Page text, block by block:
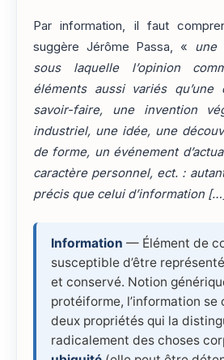
Par information, il faut
suggère Jérôme Passa, « une
sous laquelle l’opinion
éléments aussi variés
savoir-faire, une invention
industriel, une idée, une
de forme, un événement
caractère personnel, ect. :
précis que celui d’information
Information — Élément de
susceptible d’être
et conservé. Notion
protéiforme, l’information
deux propriétés qui la
radicalement des choses